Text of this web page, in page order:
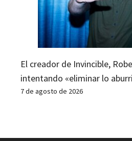
El creador de Invincible,
intentando «eliminar lo
7 de agosto de 2026